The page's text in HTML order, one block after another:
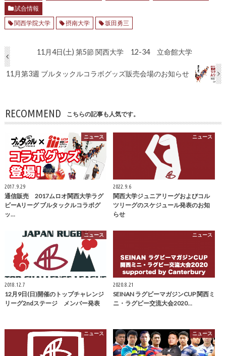
試合情報
関西学院大学
摂南大学 坂田勇三
11月4日(土) 第5節 関西大学 12-34 立命館大学
11月第3週 ブルタックルコラボグッズ販売会場のお知らせ
RECOMMEND こちらの記事も人気です。
ニュース
2017.9.29
通信販売 2017ムロオ関西大学ラグ
ビーAリーグ ブルタックルコラボグ
ッ…
ニュース
2022.9.6
関西大学ジュニアリーグおよびコル
ツリーグのスケジュール発表のお知
らせ
ニュース
2018.12.7
12月9日(日)開催のトップチャレンジ
リーグ2ndステージ メンバー発表
ニュース
2020.8.21
SEINAN ラグビーマガジンCUP 関西ミ
ニ・ラグビー交流大会2020…
ニュース ニュース